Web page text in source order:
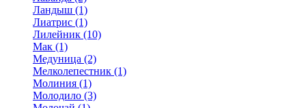
Ландыш (1)
Лиатрис (1)
Лилейник (10)
Мак (1)
Медуница (2)
Мелколепестник (1)
Молиния (1)
Молодило (3)